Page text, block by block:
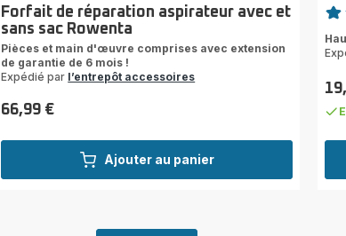
Ajouter au panier
Forfait de réparation aspirateur avec et
sans sac Rowenta
Pièces et main d'œuvre comprises avec extension
de garantie de 6 mois !
Expédié par l’entrepôt accessoires
Prix
66,99 €
Prix